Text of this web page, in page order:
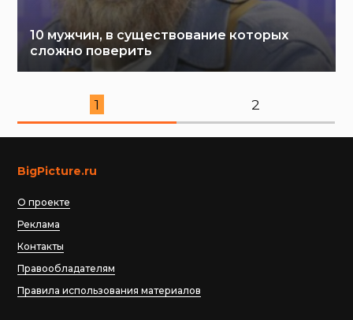
10 мужчин, в существование которых
сложно поверить
1 2
BigPicture.ru
О проекте
Реклама
Контакты
Правообладателям
Правила использования материалов